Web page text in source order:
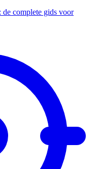
de complete gids voor